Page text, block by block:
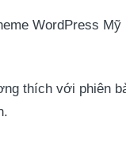
WordPress
thích với phiên